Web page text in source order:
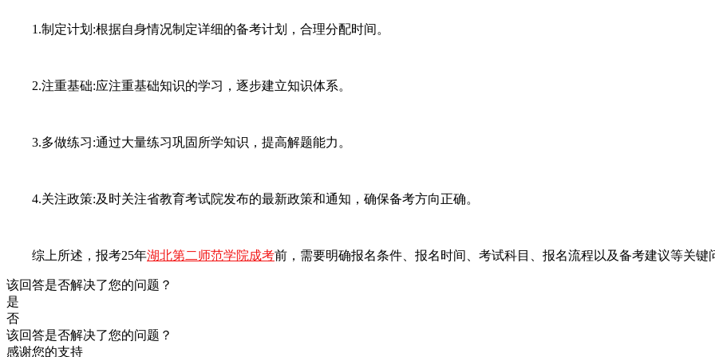
1.制定计划:根据自身情况制定详细的备考计划，合理分配时间。
2.注重基础:应注重基础知识的学习，逐步建立知识体系。
3.多做练习:通过大量练习巩固所学知识，提高解题能力。
4.关注政策:及时关注省教育考试院发布的最新政策和通知，确保备考方向正确。
综上所述，报考25年湖北第二师范学院成考前，需要明确报名条件、报名时间、考试科目、报名流程以及备考建议等关键
该回答是否解决了您的问题？
是
否
该回答是否解决了您的问题？
感谢您的支持